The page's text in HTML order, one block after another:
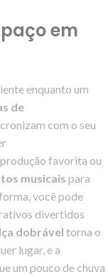
em
enquanto um
de
com o seu
favorita ou
musicais para
você pode
divertidos
dobrável torna o
lugar, e a
um pouco de chuva